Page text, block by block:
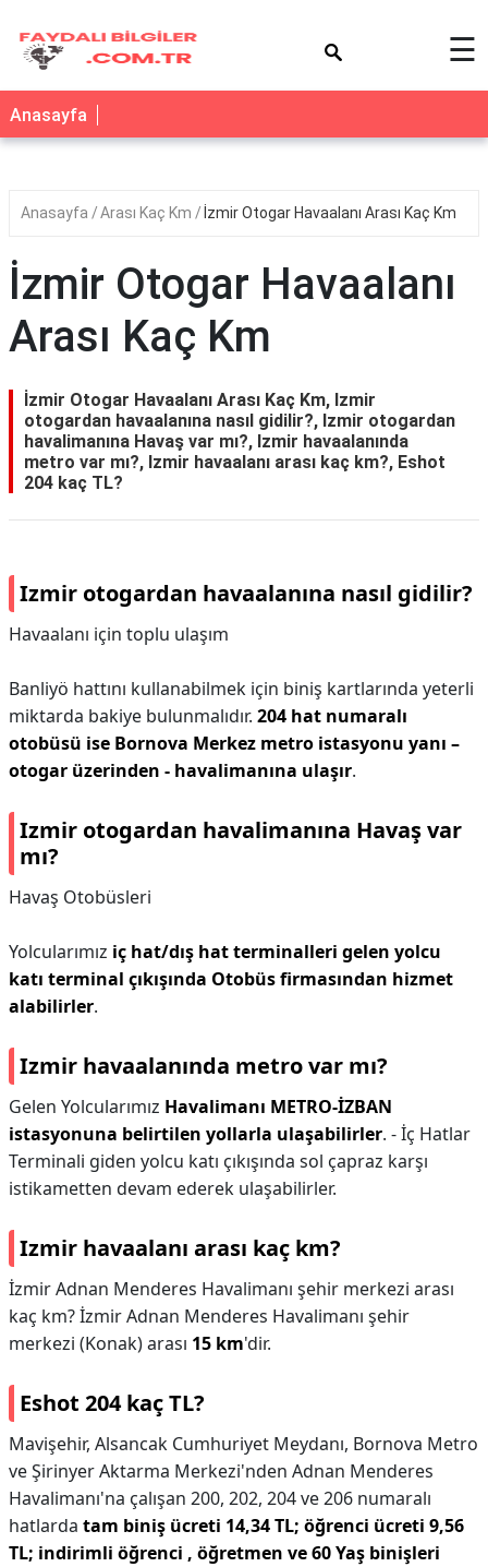
☰
Anasayfa
Anasayfa Arası Kaç Km İzmir Otogar Havaalanı Arası Kaç Km
İzmir Otogar Havaalanı
Arası Kaç Km
İzmir Otogar Havaalanı Arası Kaç Km, Izmir
otogardan havaalanına nasıl gidilir?, Izmir otogardan
havalimanına Havaş var mı?, Izmir havaalanında
metro var mı?, Izmir havaalanı arası kaç km?, Eshot
204 kaç TL?
Izmir otogardan havaalanına nasıl gidilir?
Havaalanı için toplu ulaşım
Banliyö hattını kullanabilmek için biniş kartlarında yeterli
miktarda bakiye bulunmalıdır. 204 hat numaralı
otobüsü ise Bornova Merkez metro istasyonu yanı –
otogar üzerinden - havalimanına ulaşır.
Izmir otogardan havalimanına Havaş var
mı?
Havaş Otobüsleri
Yolcularımız iç hat/dış hat terminalleri gelen yolcu
katı terminal çıkışında Otobüs firmasından hizmet
alabilirler.
Izmir havaalanında metro var mı?
Gelen Yolcularımız Havalimanı METRO-İZBAN
istasyonuna belirtilen yollarla ulaşabilirler. - İç Hatlar
Terminali giden yolcu katı çıkışında sol çapraz karşı
istikametten devam ederek ulaşabilirler.
Izmir havaalanı arası kaç km?
İzmir Adnan Menderes Havalimanı şehir merkezi arası
kaç km? İzmir Adnan Menderes Havalimanı şehir
merkezi (Konak) arası 15 km'dir.
Eshot 204 kaç TL?
Mavişehir, Alsancak Cumhuriyet Meydanı, Bornova Metro
ve Şirinyer Aktarma Merkezi'nden Adnan Menderes
Havalimanı'na çalışan 200, 202, 204 ve 206 numaralı
hatlarda tam biniş ücreti 14,34 TL; öğrenci ücreti 9,56
TL; indirimli öğrenci , öğretmen ve 60 Yaş binişleri